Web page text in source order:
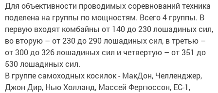
Для объективности проводимых соревнований техника
поделена на группы по мощностям. Всего 4 группы. В
первую входят комбайны от 140 до 230 лошадиных сил,
во вторую – от 230 до 290 лошадиных сил, в третью –
от 300 до 326 лошадиных сил и четвертую – от 351 до
530 лошадиных сил.
В группе самоходных косилок - МакДон, Челленджер,
Джон Дир, Нью Холланд, Массей Фергюссон, ЕС-1,